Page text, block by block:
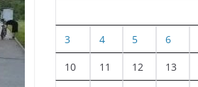
3 4 5 6
10 11 12 13